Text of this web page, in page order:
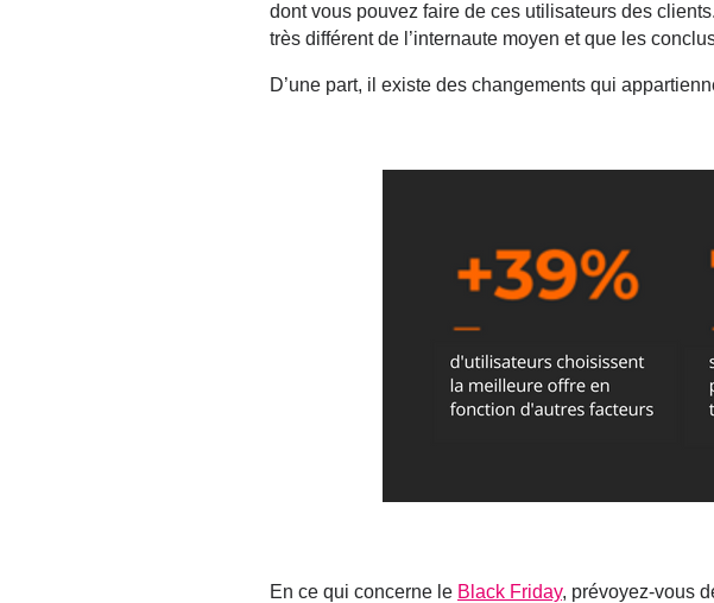
dont vous pouvez faire de ces utilisateurs des
très différent de l’internaute moyen et que les
D’une part, il existe des changements qui
En ce qui concerne le Black Friday, prévoyez-vous